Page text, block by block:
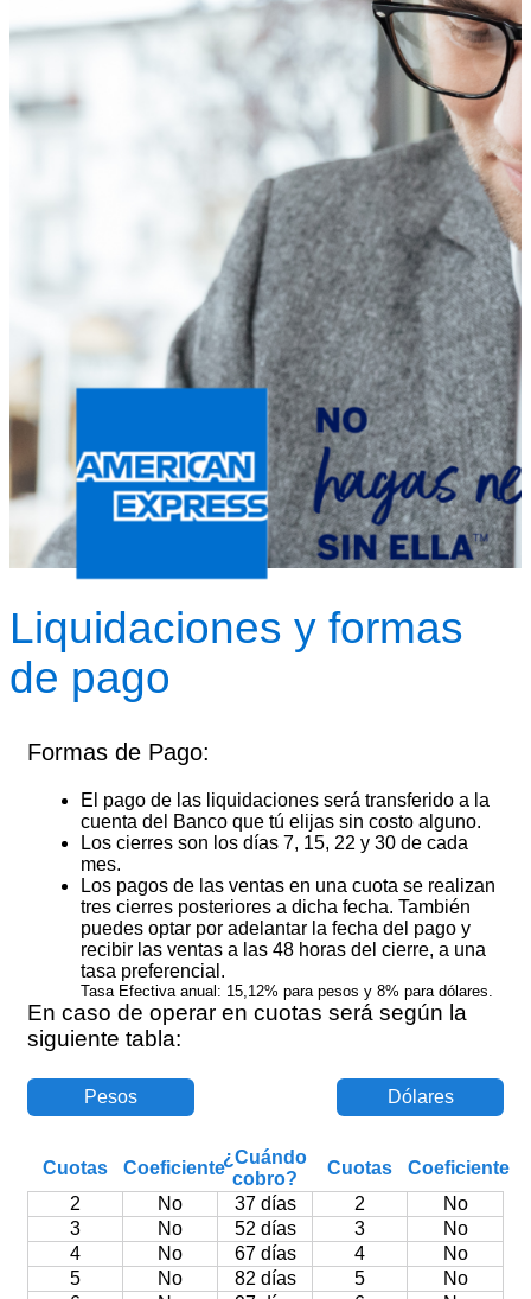
Liquidaciones y formas
de pago
Formas de Pago:
El pago de las liquidaciones será transferido a la
cuenta del Banco que tú elijas sin costo alguno.
Los cierres son los días 7, 15, 22 y 30 de cada
mes.
Los pagos de las ventas en una cuota se realizan
tres cierres posteriores a dicha fecha. También
puedes optar por adelantar la fecha del pago y
recibir las ventas a las 48 horas del cierre, a una
tasa preferencial.
Tasa Efectiva anual: 15,12% para pesos y 8% para dólares.
En caso de operar en cuotas será según la
siguiente tabla:
Pesos Dólares
Cuotas Coeficiente
¿Cuándo
cobro?
Cuotas
Coeficiente
2
No 37 días 2
No
3
No 52 días 3
No
4
No 67 días 4
No
5
No 82 días 5
No